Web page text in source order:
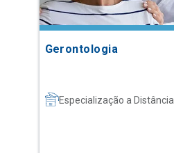
Gerontologia
Especialização a Distância